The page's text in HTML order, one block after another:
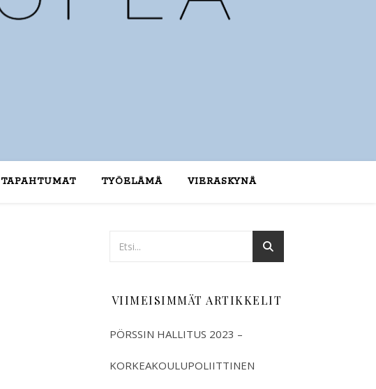
TAPAHTUMAT TYÖELÄMÄ VIERASKYNÄ
VIIMEISIMMÄT ARTIKKELIT
PÖRSSIN HALLITUS 2023 –
KORKEAKOULUPOLIITTINEN